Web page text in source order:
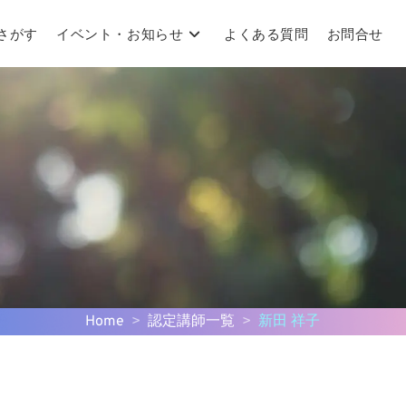
がす イベント・お知らせ よくある質問 お問合せ
Home > 認定講師一覧 > 新田 祥子